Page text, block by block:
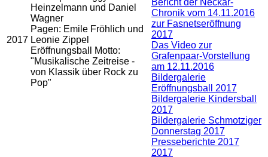
2017
Heinzelmann und Daniel
Wagner
Pagen: Emile Fröhlich und
Leonie Zippel
Eröffnungsball Motto:
"Musikalische Zeitreise -
von Klassik über Rock zu
Pop"
Chronik vom 14.11.2016
zur Fasnetseröffnung
2017
Das Video zur
Grafenpaar-Vorstellung
am 12.11.2016
Bildergalerie
Eröffnungsball 2017
Bildergalerie Kindersball
2017
Bildergalerie Schmotziger
Donnerstag 2017
Presseberichte 2017
2017